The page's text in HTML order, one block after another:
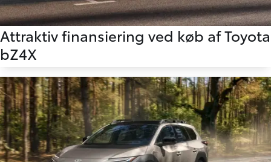
Attraktiv finansiering ved køb af Toyota
bZ4X